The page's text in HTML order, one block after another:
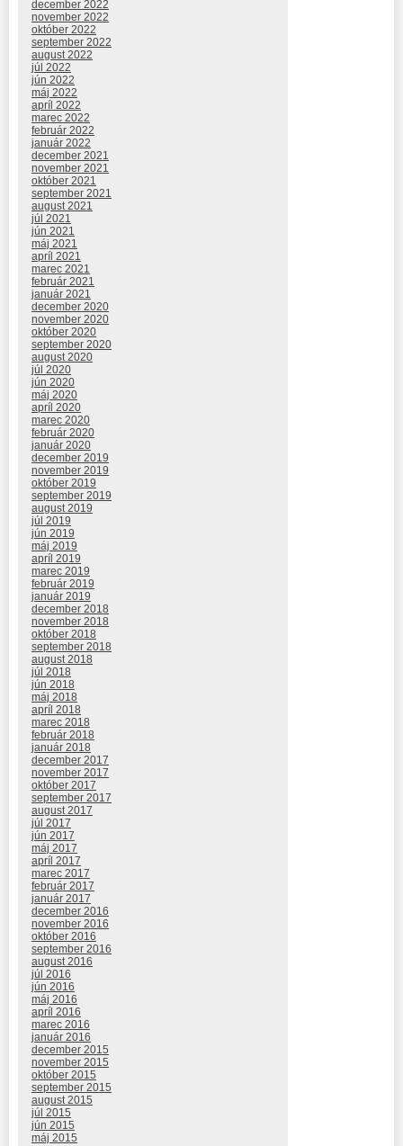
december 2022
november 2022
október 2022
september 2022
august 2022
júl 2022
jún 2022
máj 2022
apríl 2022
marec 2022
február 2022
január 2022
december 2021
november 2021
október 2021
september 2021
august 2021
júl 2021
jún 2021
máj 2021
apríl 2021
marec 2021
február 2021
január 2021
december 2020
november 2020
október 2020
september 2020
august 2020
júl 2020
jún 2020
máj 2020
apríl 2020
marec 2020
február 2020
január 2020
december 2019
november 2019
október 2019
september 2019
august 2019
júl 2019
jún 2019
máj 2019
apríl 2019
marec 2019
február 2019
január 2019
december 2018
november 2018
október 2018
september 2018
august 2018
júl 2018
jún 2018
máj 2018
apríl 2018
marec 2018
február 2018
január 2018
december 2017
november 2017
október 2017
september 2017
august 2017
júl 2017
jún 2017
máj 2017
apríl 2017
marec 2017
február 2017
január 2017
december 2016
november 2016
október 2016
september 2016
august 2016
júl 2016
jún 2016
máj 2016
apríl 2016
marec 2016
január 2016
december 2015
november 2015
október 2015
september 2015
august 2015
júl 2015
jún 2015
máj 2015